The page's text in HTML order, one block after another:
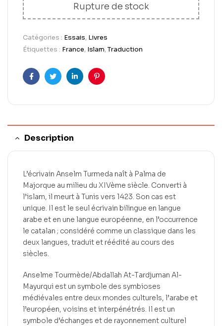
Rupture de stock
Catégories : Essais, Livres
Étiquettes : France, Islam,Traduction
FacebookTwitterLinkedInPinterest
Description
L’écrivain Anselm Turmeda naît à Palma de
Majorque au milieu du XIVème siècle. Converti à
l’islam, il meurt à Tunis vers 1423. Son cas est
unique. Il est le seul écrivain bilingue en langue
arabe et en une langue européenne, en l’occurrence
le catalan ; considéré comme un classique dans les
deux langues, traduit et réédité au cours des
siècles.
Anselme Tourmède/Abdallah At-Tardjuman Al-
Mayurqui est un symbole des symbioses
médiévales entre deux mondes culturels, l’arabe et
l’européen, voisins et interpénétrés. Il est un
symbole d’échanges et de rayonnement culturel